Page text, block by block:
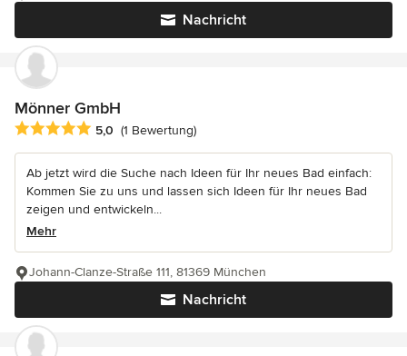
Nachricht
Mönner GmbH
Durchschnittliche Bewertung: 5 von 5 Sternen
5,0 (1 Bewertung)
Ab jetzt wird die Suche nach Ideen für Ihr neues Bad einfach:
Kommen Sie zu uns und lassen sich Ideen für Ihr neues Bad
zeigen und entwickeln...
Mehr
Nachricht
Johann-Clanze-Straße 111, 81369 München